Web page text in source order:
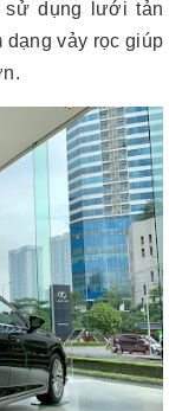
sử dụng lưới tản
dạng vảy rọc giúp